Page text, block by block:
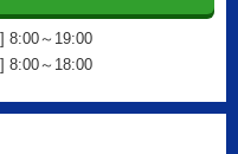
8:00～19:00
8:00～18:00